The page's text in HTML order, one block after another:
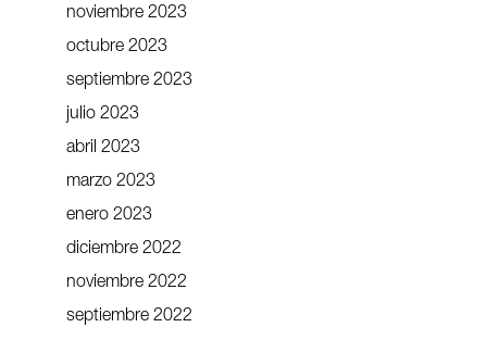
noviembre 2023
octubre 2023
septiembre 2023
julio 2023
abril 2023
marzo 2023
enero 2023
diciembre 2022
noviembre 2022
septiembre 2022